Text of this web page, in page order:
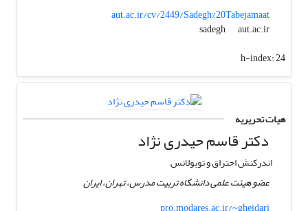
aut.ac.ir/cv/2449/Sadegh%20Tabejamaat
sadegh
aut.ac.ir
h-index:24
هیات تحریریه
دکتر قاسم حیدری نژاد
اندرکنش احتراق و توبولانس
عضو هیئت علمی دانشگاه تربیت مدرس، تهران، ایران